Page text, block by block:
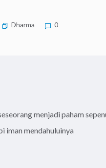
Dharma 0
menjadi paham
iman mendahuluinya